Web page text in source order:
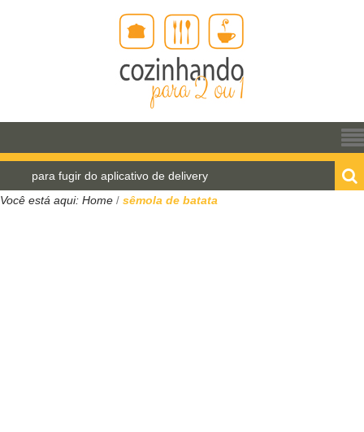
fugir do aplicativo de delivery
Pão de água
Você está aqui: Home / sêmola de batata